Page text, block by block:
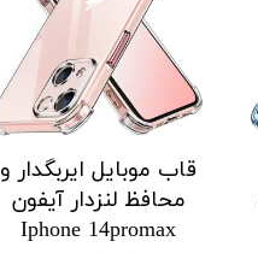
قاب موبایل ایربگدار و
محافظ لنزدار آیفون
Iphone 14promax